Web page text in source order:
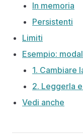
In memoria
Persistenti
Limiti
Esempio:
1. Cambiare
2. Leggerla
Vedi anche